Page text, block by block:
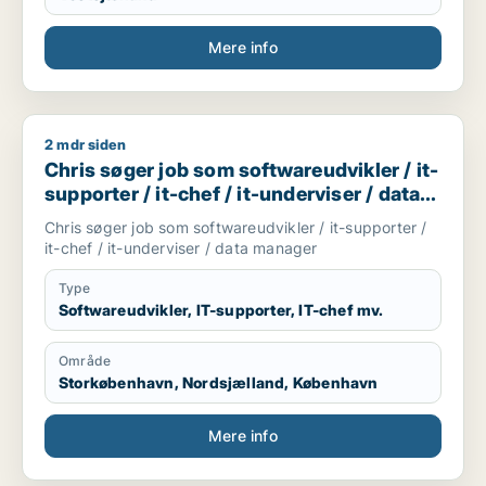
Mere info
Chris søger job som softwareudvikler / it-supporter / it-
2 mdr siden
Chris søger job som softwareudvikler / it-
supporter / it-chef / it-underviser / data
manager
Chris søger job som softwareudvikler / it-supporter /
it-chef / it-underviser / data manager
Type
Softwareudvikler, IT-supporter, IT-chef mv.
Område
Storkøbenhavn, Nordsjælland, København
Mere info